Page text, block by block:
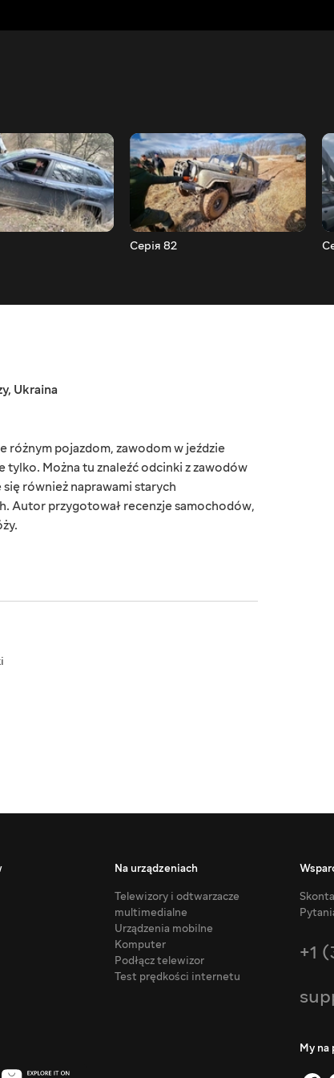
Серія 82
, Ukraina
pojazdom, zawodom w jeździe
Można tu znaleźć odcinki z zawodów
również naprawami starych
Autor przygotował recenzje samochodów,
Na urządzeniach
Telewizory i odtwarzacze
multimedialne
Urządzenia mobilne
Komputer
Podłącz telewizor
Test prędkości internetu
+1
My na